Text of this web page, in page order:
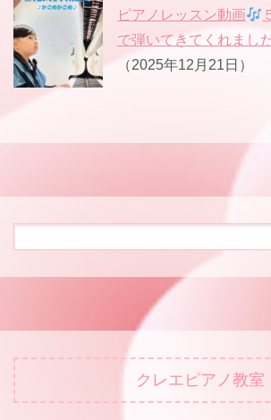
ピアノレッスン動画
で弾いてきてくれまし
（2025年12月21日）
クレエピアノ教室